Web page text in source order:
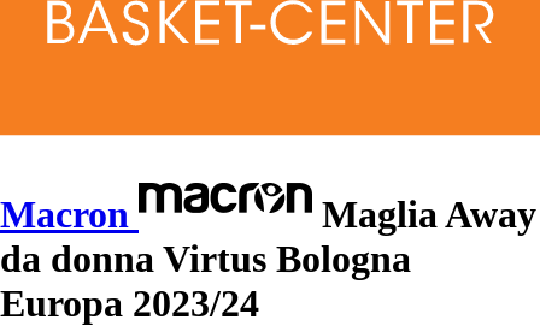
Macron
Maglia Away
da donna Virtus Bologna
Europa 2023/24